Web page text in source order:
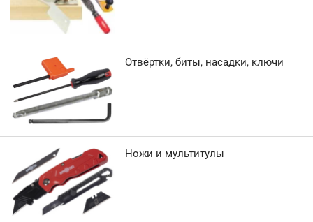
Отвёртки, биты, насадки, ключи
Ножи и мультитулы